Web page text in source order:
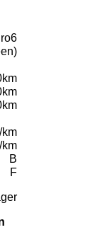
km
km
B
F